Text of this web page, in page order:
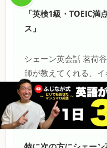
「英検1級・TOEIC満
ス」
シェーン英会話 茗荷
師が教えてくれる、
で一目置かれていま
ネス英会話コースで、
磨けるのが魅力的です